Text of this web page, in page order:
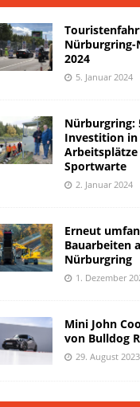
Nürburgring-
2024
5. Januar 2024
Nürburgring:
Investition in
Arbeitsplätze
Sportwarte
2. Januar 2024
Erneut
Bauarbeiten
Nürburgring
1. Dezember
Mini John
von Bulldog
29. August 2023